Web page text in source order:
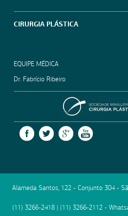
CIRURGIA PLÁSTICA
EQUIPE MÉDICA
Dr. Fabrício Ribeiro
FACEBOOKTWITTERGOOGLE +
Alameda Santos, 122 - Conjunto 304 -
(11) 3266-2418 | (11) 3266-2112 -